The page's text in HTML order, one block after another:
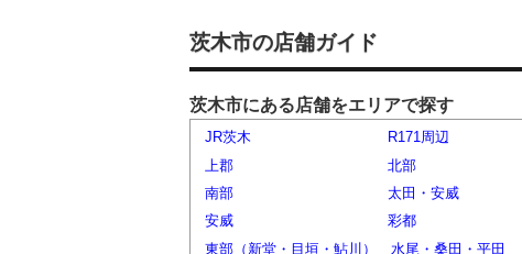
茨木市の店舗ガイド
茨木市にある店舗をエリアで探す
JR茨木 R171周辺
上郡
北部
南部
太田・安威
安威
彩都
東部（新堂・目垣・鮎川）
水尾・桑田・平田